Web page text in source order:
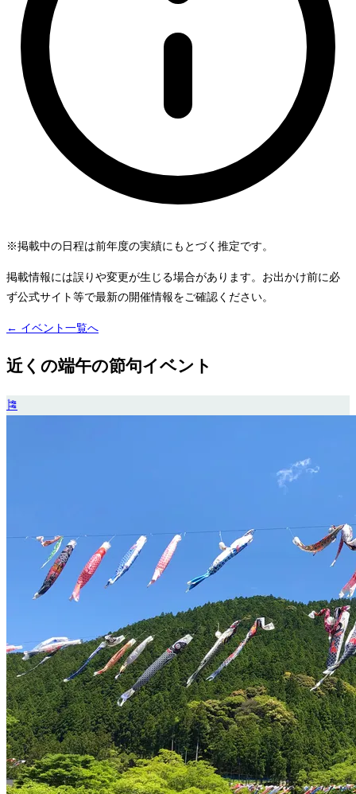
※掲載中の日程は前年度の実績にもとづく推定です。
掲載情報には誤りや変更が生じる場合があります。お出かけ前に必
ず公式サイト等で最新の開催情報をご確認ください。
← イベント一覧へ
近くの端午の節句イベント
🎏